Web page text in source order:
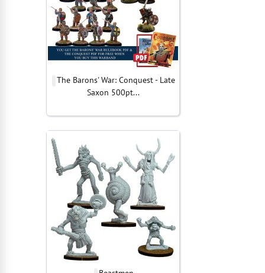
The Barons' War: Conquest - Late
Saxon 500pt...